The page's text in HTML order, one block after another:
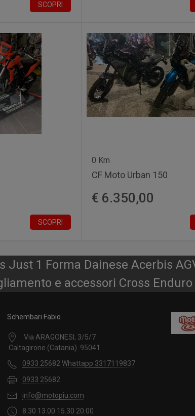
SCOPRI
SCOPRI
0 Km
CF Moto Urban 150
€ 6.350,00
1 Forma Dainese Acerbis
e accessori Cross Enduro
Schembari Fabio
Via ARAGONESI, 3/5/7
Caltagirone (Catania) 95041
0933 25682 Whattapp 3317119837
0933 25682
info@motopiu.com
8.30 13.00 15.30 20.00